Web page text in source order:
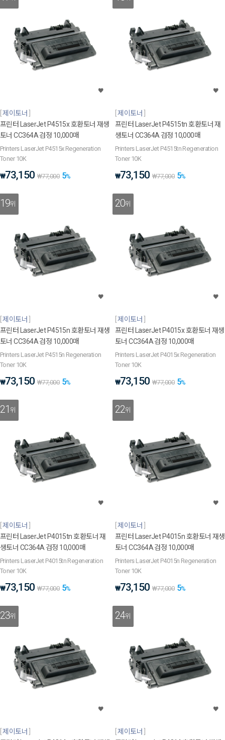
제이토너
프린터 LaserJet P4515x 호환토너 재생
토너 CC364A 검정 10,000매
Printers LaserJet P4515x Regeneration
Toner 10K
₩73,150 ₩77,000 5%
제이토너
프린터 LaserJet P4515tn 호환토너 재
생토너 CC364A 검정 10,000매
Printers LaserJet P4515tn Regeneration
Toner 10K
₩73,150 ₩77,000 5%
19위
제이토너
프린터 LaserJet P4515n 호환토너 재생
토너 CC364A 검정 10,000매
Printers LaserJet P4515n Regeneration
Toner 10K
₩73,150 ₩77,000 5%
20위
제이토너
프린터 LaserJet P4015x 호환토너 재생
토너 CC364A 검정 10,000매
Printers LaserJet P4015x Regeneration
Toner 10K
₩73,150 ₩77,000 5%
21위
제이토너
프린터 LaserJet P4015tn 호환토너 재
생토너 CC364A 검정 10,000매
Printers LaserJet P4015tn Regeneration
Toner 10K
₩73,150 ₩77,000 5%
22위
제이토너
프린터 LaserJet P4015n 호환토너 재생
토너 CC364A 검정 10,000매
Printers LaserJet P4015n Regeneration
Toner 10K
₩73,150 ₩77,000 5%
23위
제이토너
24위
제이토너